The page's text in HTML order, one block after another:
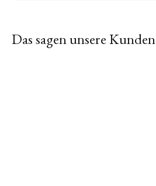
Das sagen unsere Kunden